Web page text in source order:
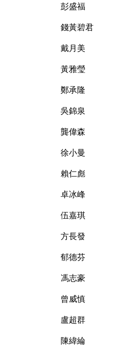
彭
錢黃
戴
黃
鄭
吳錦
龔偉
徐
賴仁彪
卓
伍
方
郁德
馮
曾
盧超群
陳緯